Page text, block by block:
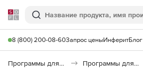
Softline
Поиск
8 (800) 200-08-60Запрос ценыИнферитБлог
Программы для программирования Программы для разработки ПО